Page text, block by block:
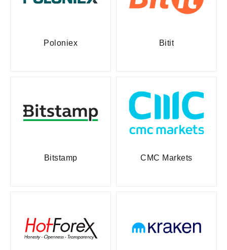
Poloniex Bitit
Bitstamp CMC Markets